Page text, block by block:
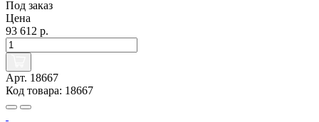
Под заказ
Цена
93 612 р.
Арт. 18667
Код товара: 18667